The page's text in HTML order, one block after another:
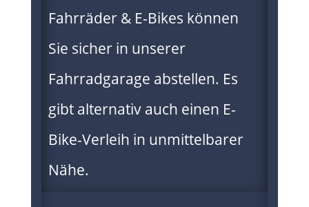
Fahrräder & E-Bikes können
Sie sicher in unserer
Fahrradgarage abstellen. Es
gibt alternativ auch einen E-
Bike-Verleih in unmittelbarer
Nähe.